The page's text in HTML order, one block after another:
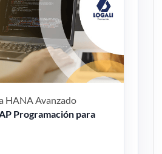
HANAAvanzado
Programación para